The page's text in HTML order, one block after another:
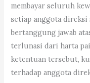
membayar seluruh
setiap anggota
bertanggung jawab
terlunasi dari harta
ketentuan tersebut,
terhadap anggota